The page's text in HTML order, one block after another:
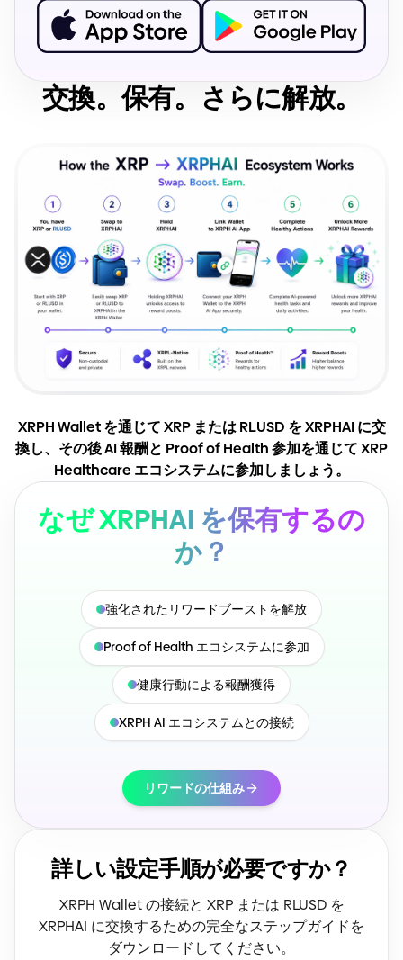
交換。保有。さらに解放。
XRPH Wallet を通じて XRP または RLUSD を XRPHAI に交
換し、その後 AI 報酬と Proof of Health 参加を通じて XRP
Healthcare エコシステムに参加しましょう。
なぜ XRPHAI を保有するの
か？
強化されたリワードブーストを解放
Proof of Health エコシステムに参加
健康行動による報酬獲得
XRPH AI エコシステムとの接続
リワードの仕組み
詳しい設定手順が必要ですか？
XRPH Wallet の接続と XRP または RLUSD を
XRPHAI に交換するための完全なステップガイドを
ダウンロードしてください。